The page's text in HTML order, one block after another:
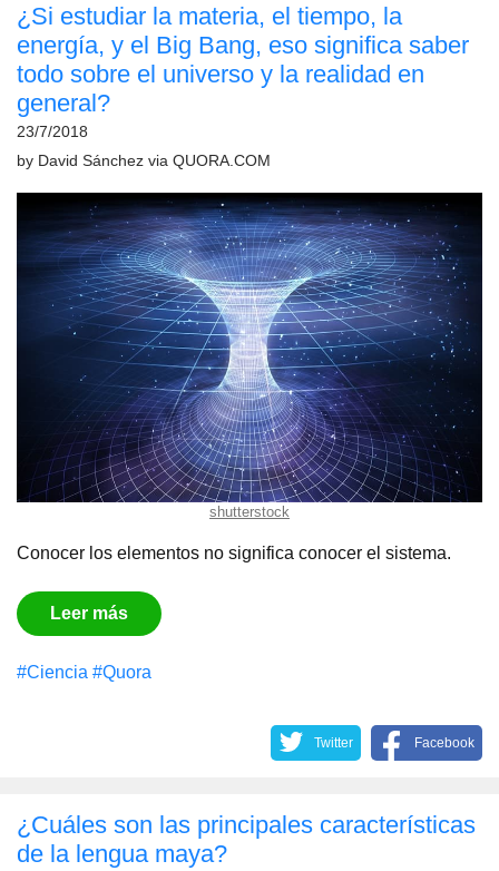
¿Si estudiar la materia, el tiempo, la
energía, y el Big Bang, eso significa saber
todo sobre el universo y la realidad en
general?
23/7/2018
by David Sánchez via QUORA.COM
shutterstock
Conocer los elementos no significa conocer el sistema.
Leer más
#Сiencia #Quora
Twitter Facebook
¿Cuáles son las principales características
de la lengua maya?